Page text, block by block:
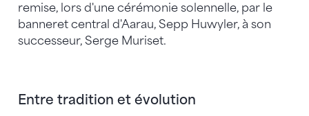
remise, lors d'une cérémonie solennelle, par le
banneret central d'Aarau, Sepp Huwyler, à son
successeur, Serge Muriset.
Entre tradition et évolution